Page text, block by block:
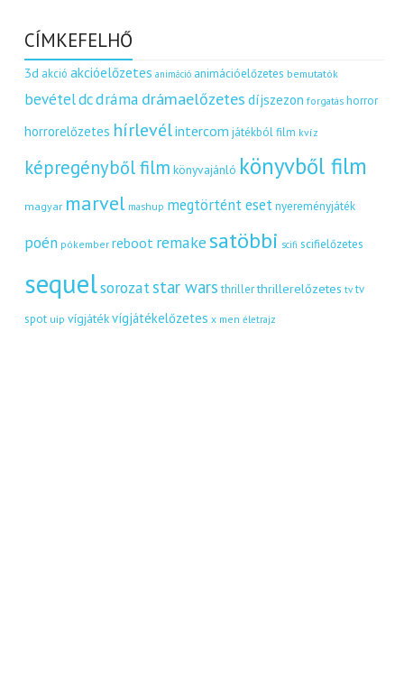
CÍMKEFELHŐ
3d akció akcióelőzetes animáció animációelőzetes bemutatók
bevételdcdráma drámaelőzetes díjszezon forgatás horror
horrorelőzetes hírlevélintercom játékból film kvíz
képregényből film könyvajánló könyvből film
magyar marvel mashup megtörtént eset nyereményjáték
poén pókember reboot remakesatöbbi scifi scifielőzetes
sequelsorozatstar wars thriller thrillerelőzetes tv tv
spot uip vígjátékvígjátékelőzetes x men életrajz